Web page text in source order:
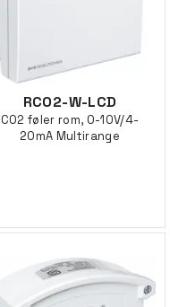
RCO2-W-LCD
CO2 føler rom, 0-10V/4-
20mA Multirange